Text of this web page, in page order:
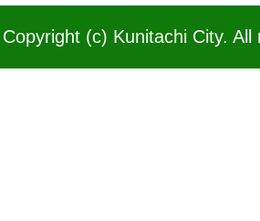
Copyright (c) Kunitachi City.